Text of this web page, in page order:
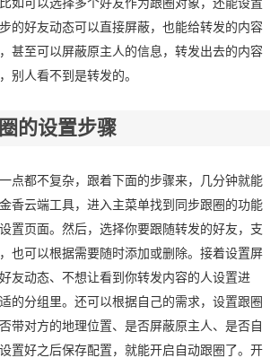
如可以选择多个好友作为跟圈对象，还能设置
的好友动态可以直接屏蔽，也能给转发的内容
甚至可以屏蔽原主人的信息，转发出去的内容
别人看不到是转发的。
的设置步骤
点都不复杂，跟着下面的步骤来，几分钟就能
香云端工具，进入主菜单找到同步跟圈的功能
置页面。然后，选择你要跟随转发的好友，支
也可以根据需要随时添加或删除。接着设置屏
友动态、不想让看到你转发内容的人设置进
的分组里。还可以根据自己的需求，设置跟圈
带对方的地理位置、是否屏蔽原主人、是否自
置好之后保存配置，就能开启自动跟圈了。开